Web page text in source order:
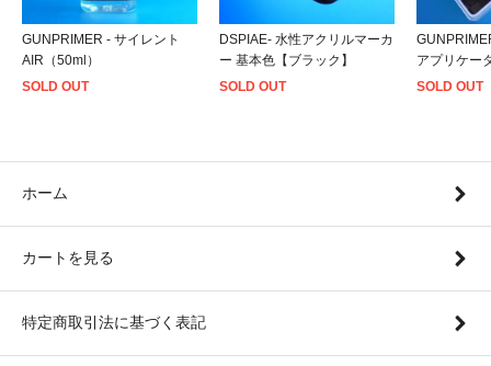
GUNPRIMER - サイレント
AIR（50ml）
SOLD OUT
DSPIAE- 水性アクリルマーカ
ー 基本色【ブラック】
SOLD OUT
アプリケー
SOLD OUT
ホーム
カートを見る
特定商取引法に基づく表記